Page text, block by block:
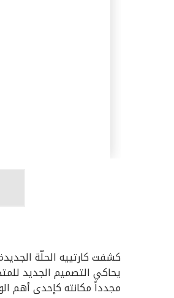
كشفت كارتييه الحلّة
يحاكي التصميم الجديد
مجدداً مكانته كإحدى أهم